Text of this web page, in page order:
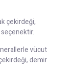
çekirdeği,
seçenektir.
vücut
demir